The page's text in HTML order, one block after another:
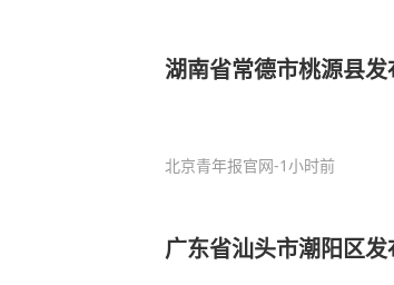
湖南省常德市桃源县
北京青年报官网-1小时前
广东省汕头市潮阳区